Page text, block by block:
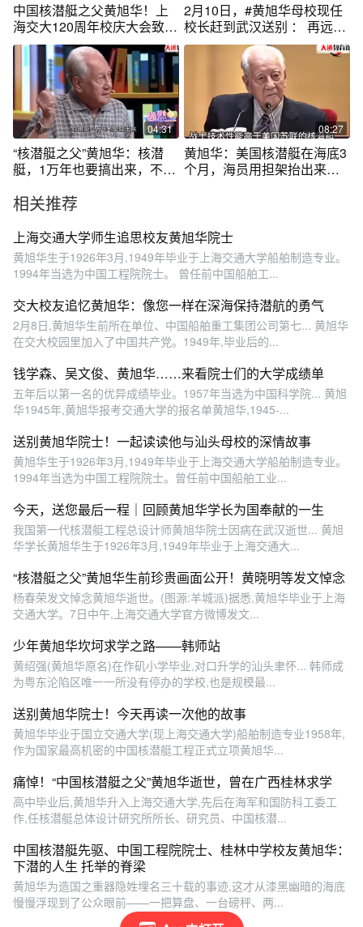
中国核潜艇之父黄旭华！上
海交大120周年校庆大会致辞
演讲
2月10日，#黄旭华母校现任
校长赶到武汉送别 ： 再远我
们也会来，送黄老最后一
程。#黄旭华高中母校举行悼
04:31
“核潜艇之父”黄旭华：核潜
艇，1万年也要搞出来，不到
08:27
黄旭华：美国核潜艇在海底3
个月，海员用担架抬出来，
相关推荐
上海交通大学师生追思校友黄旭华院士
黄旭华生于1926年3月,1949年毕业于上海交通大学船舶制造专业。
1994年当选为中国工程院院士。 曾任前中国船舶工...
交大校友追忆黄旭华：像您一样在深海保持潜航的勇气
2月8日,黄旭华生前所在单位、中国船舶重工集团公司第七... 黄旭华
在交大校园里加入了中国共产党。1949年,毕业后的...
钱学森、吴文俊、黄旭华……来看院士们的大学成绩单
五年后以第一名的优异成绩毕业。1957年当选为中国科学院... 黄旭
华1945年,黄旭华报考交通大学的报名单黄旭华,1945-...
送别黄旭华院士！一起读读他与汕头母校的深情故事
黄旭华生于1926年3月,1949年毕业于上海交通大学船舶制造专业。
1994年当选为中国工程院院士。曾任前中国船舶工业...
今天，送您最后一程｜回顾黄旭华学长为国奉献的一生
我国第一代核潜艇工程总设计师黄旭华院士因病在武汉逝世... 黄旭
华学长黄旭华生于1926年3月,1949年毕业于上海交通大...
“核潜艇之父”黄旭华生前珍贵画面公开！黄晓明等发文悼念
杨春荣发文悼念黄旭华逝世。(图源:羊城派)据悉,黄旭华毕业于上海
交通大学。7日中午,上海交通大学官方微博发文...
少年黄旭华坎坷求学之路——韩师站
黄绍强(黄旭华原名)在作矶小学毕业,对口升学的汕头聿怀... 韩师成
为粤东沦陷区唯一一所没有停办的学校,也是规模最...
送别黄旭华院士！今天再读一次他的故事
黄旭华毕业于国立交通大学(现上海交通大学)船舶制造专业1958年,
作为国家最高机密的中国核潜艇工程正式立项黄旭华...
痛悼！“中国核潜艇之父”黄旭华逝世，曾在广西桂林求学
高中毕业后,黄旭华升入上海交通大学,先后在海军和国防科工委工
作,任核潜艇总体设计研究所所长、研究员、中国核潜...
中国核潜艇先驱、中国工程院院士、桂林中学校友黄旭华：
下潜的人生 托举的脊梁
黄旭华为造国之重器隐姓埋名三十载的事迹,这才从漆黑幽暗的海底
慢慢浮现到了公众眼前——一把算盘、一台磅秤、两...